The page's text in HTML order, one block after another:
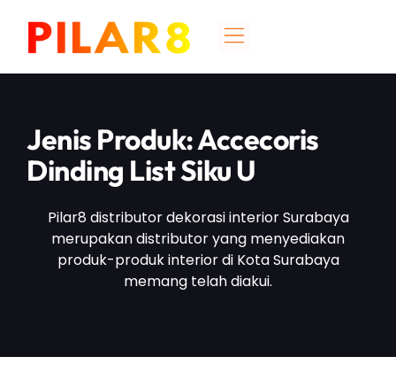
Jenis Produk: Accecoris
Dinding List Siku U
Pilar8 distributor dekorasi interior Surabaya
merupakan distributor yang menyediakan
produk-produk interior di Kota Surabaya
memang telah diakui.